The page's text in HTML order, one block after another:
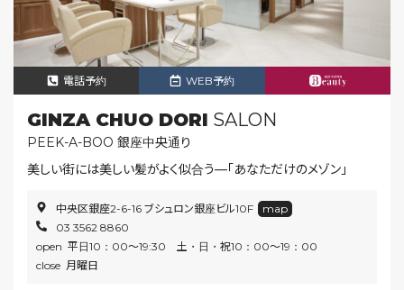
電話予約 WEB予約
GINZA CHUO DORI SALON
PEEK-A-BOO 銀座中央通り
美しい街には美しい髪がよく似合う―「あなただけのメゾン」
中央区銀座2-6-16 ブシュロン銀座ビル10F
map
03 3562 8860
open 平日10：00～19:30 土・日・祝10：00～19：00
close 月曜日